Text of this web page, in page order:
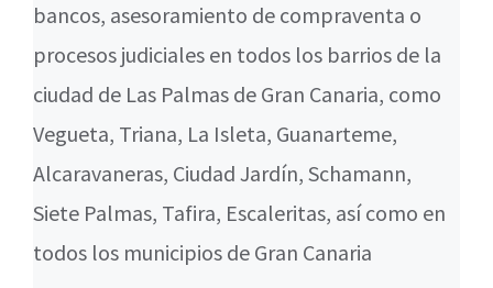
bancos, asesoramiento de compraventa o
procesos judiciales en todos los barrios de la
ciudad de Las Palmas de Gran Canaria, como
Vegueta, Triana, La Isleta, Guanarteme,
Alcaravaneras, Ciudad Jardín, Schamann,
Siete Palmas, Tafira, Escaleritas, así como en
todos los municipios de Gran Canaria